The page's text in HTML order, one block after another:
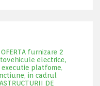
furnizare 2
electrice,
platfome,
in cadrul
DE